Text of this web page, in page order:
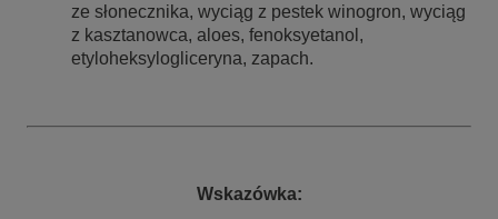
ze słonecznika, wyciąg z pestek winogron, wyciąg
z kasztanowca, aloes, fenoksyetanol,
etyloheksylogliceryna, zapach.
Wskazówka: